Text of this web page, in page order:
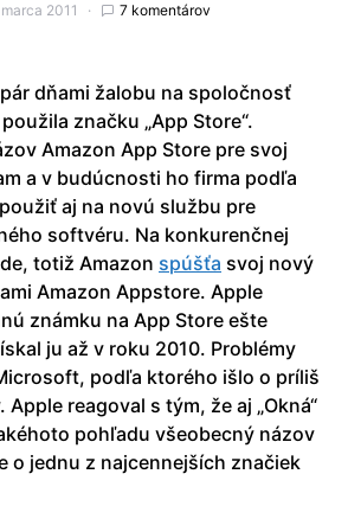
2011 7 komentárov
dňami žalobu na spoločnosť
značku „App Store“.
Amazon App Store pre svoj
a v budúcnosti ho firma podľa
aj na novú službu pre
softvéru. Na konkurenčnej
totiž Amazon spúšťa svoj nový
Amazon Appstore. Apple
známku na App Store ešte
ju až v roku 2010. Problémy
podľa ktorého išlo o príliš
reagoval s tým, že aj „Okná“
pohľadu všeobecný názov
o jednu z najcennejších značiek